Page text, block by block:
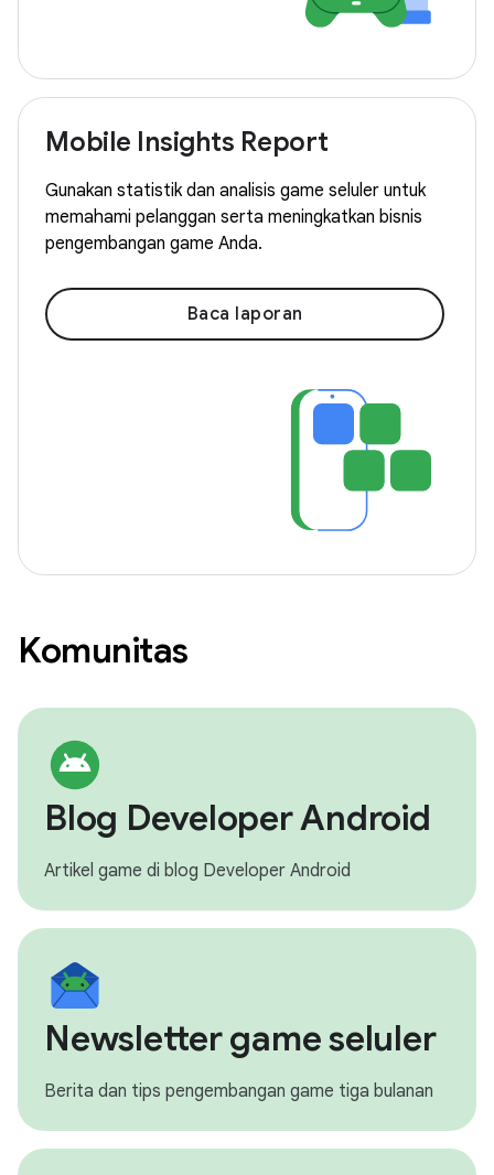
Mobile Insights Report
Gunakan statistik dan analisis game seluler untuk
memahami pelanggan serta meningkatkan bisnis
pengembangan game Anda.
Baca laporan
Komunitas
Blog Developer Android
Artikel game di blog Developer Android
Newsletter game seluler
Berita dan tips pengembangan game tiga bulanan